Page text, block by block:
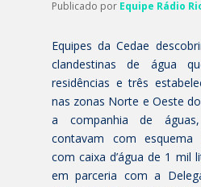
Publicado por Equipe Rádio
Equipes da Cedae
clandestinas de água
residências e três
nas zonas Norte e Oeste
a companhia de
contavam com esquema
com caixa d’água de 1 mil
em parceria com a